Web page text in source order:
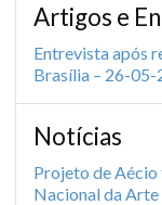
Artigos e
Entrevista após
Brasília – 26-05-
Notícias
Projeto de Aécio
Nacional da Arte